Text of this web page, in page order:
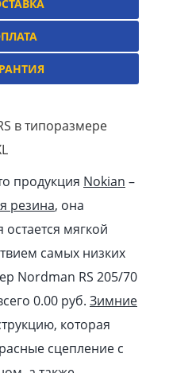
в типоразмере
продукция Nokian –
резина, она
мягкой
самых низких
Nordman RS 205/70
0.00 pуб. Зимние
которая
сцепление с